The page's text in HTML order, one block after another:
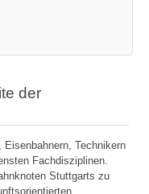
der
Technikern
Fachdisziplinen.
Stuttgarts zu